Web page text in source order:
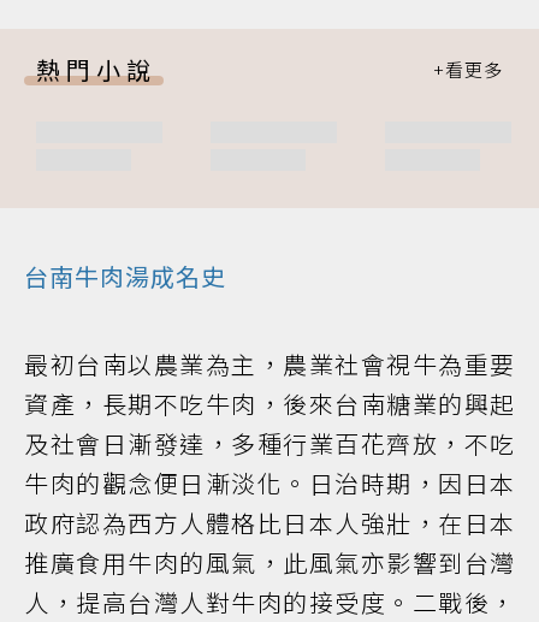
熱門小說
台南牛肉湯成名史
最初台南以農業為主，農業社會視牛為重要
資產，長期不吃牛肉，後來台南糖業的興起
及社會日漸發達，多種行業百花齊放，不吃
牛肉的觀念便日漸淡化。日治時期，因日本
政府認為西方人體格比日本人強壯，在日本
推廣食用牛肉的風氣，此風氣亦影響到台灣
人，提高台灣人對牛肉的接受度。二戰後，